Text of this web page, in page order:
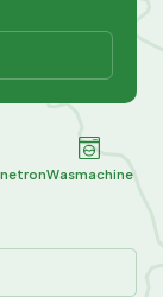
Wasmachine